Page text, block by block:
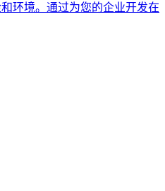
环境。通过为您的企业开发在